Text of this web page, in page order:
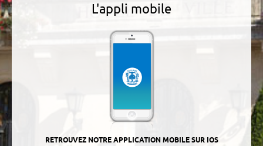
L'appli mobile
RETROUVEZ NOTRE APPLICATION MOBILE SUR IOS